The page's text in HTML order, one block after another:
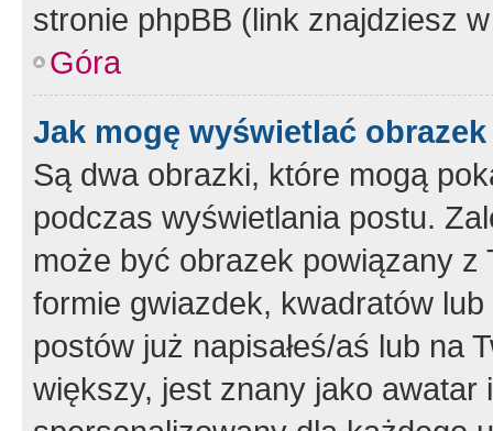
stronie phpBB (link znajdziesz
Góra
Jak mogę wyświetlać
Są dwa obrazki, które mogą
podczas wyświetlania postu.
może być obrazek powiązany z
formie gwiazdek, kwadratów
postów już napisałeś/aś lub na
większy, jest znany jako